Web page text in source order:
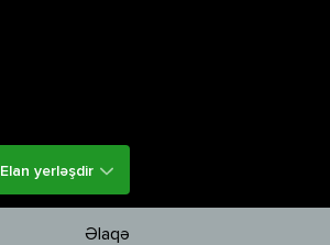
Elan yerləşdir
Əlaqə